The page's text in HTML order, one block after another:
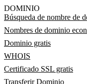
DOMINIO
Búsqueda de nombre de
Nombres de dominio
Dominio gratis
WHOIS
Certificado SSL gratis
Transferir Dominio